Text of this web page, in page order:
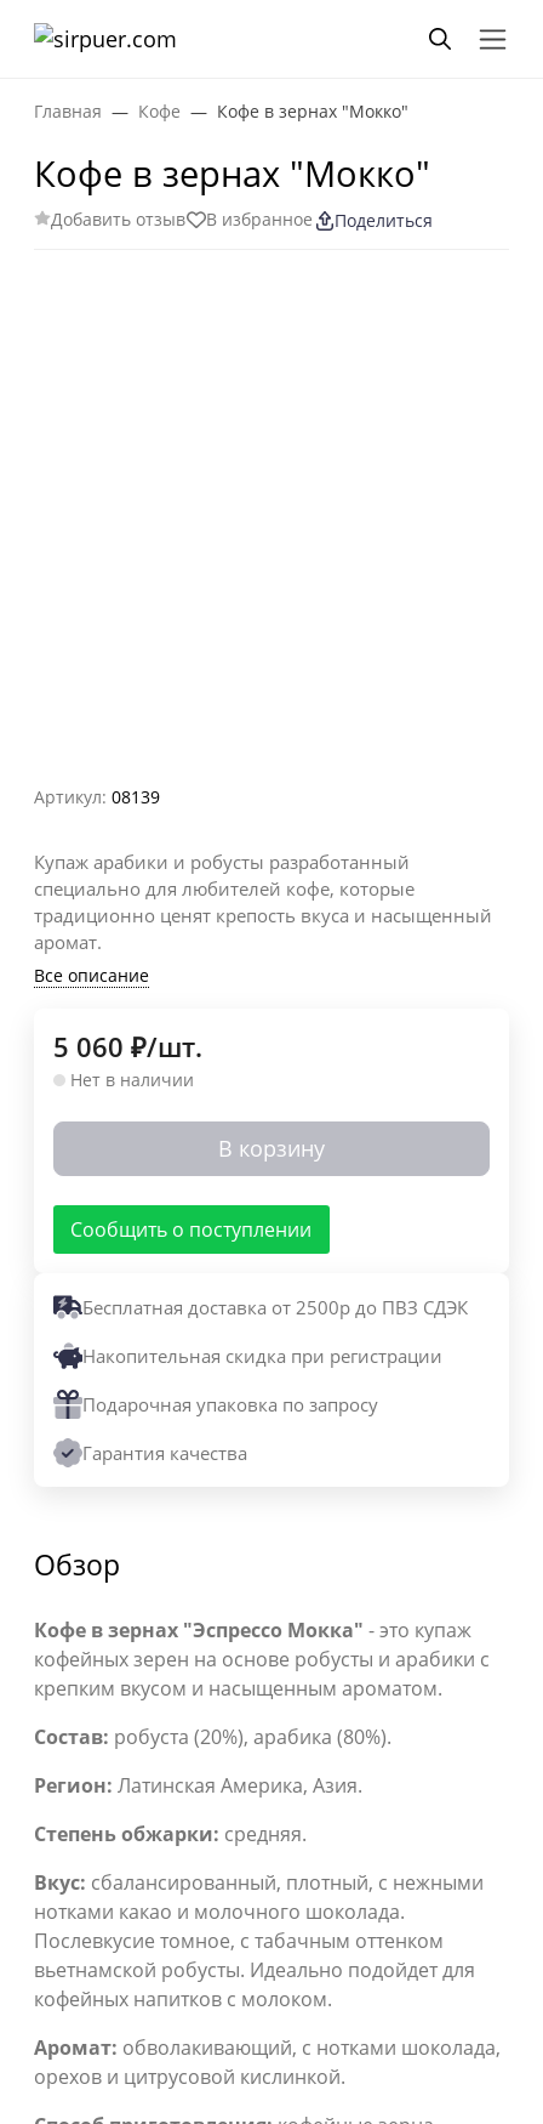
Главная Кофе Кофе в зернах "Мокко"
Кофе в зернах "Мокко"
Добавить отзыв В избранное Поделиться
Артикул: 08139
Купаж арабики и робусты разработанный
специально для любителей кофе, которые
традиционно ценят крепость вкуса и насыщенный
аромат.
Все описание
5 060 ₽/шт.
Нет в наличии
В корзину
Сообщить о поступлении
Бесплатная доставка от 2500р до ПВЗ СДЭК
Накопительная скидка при регистрации
Подарочная упаковка по запросу
Гарантия качества
Обзор
Кофе в зернах "Эспрессо Мокка" - это купаж
кофейных зерен на основе робусты и арабики с
крепким вкусом и насыщенным ароматом.
Состав: робуста (20%), арабика (80%).
Регион: Латинская Америка, Азия.
Степень обжарки: средняя.
Вкус: сбалансированный, плотный, с нежными
нотками какао и молочного шоколада.
Послевкусие томное, с табачным оттенком
вьетнамской робусты. Идеально подойдет для
кофейных напитков с молоком.
Аромат: обволакивающий, с нотками шоколада,
орехов и цитрусовой кислинкой.